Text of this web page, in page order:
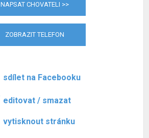
NAPSAT CHOVATELI >>
ZOBRAZIT TELEFON
sdílet na Facebooku
editovat / smazat
vytisknout stránku